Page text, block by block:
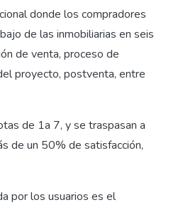
donde los compradores
de las inmobiliarias en seis
de venta, proceso de
proyecto, postventa, entre
de 1a 7, y se traspasan a
de un 50% de satisfacción,
por los usuarios es el